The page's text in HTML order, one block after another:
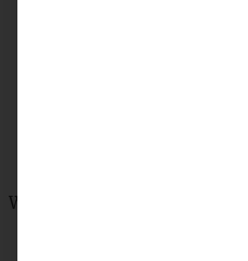
Winterlicher Spekulatius-